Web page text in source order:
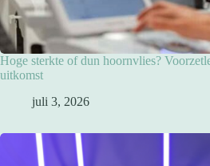
Hoge sterkte of dun hoornvlies?
uitkomst
juli 3, 2026